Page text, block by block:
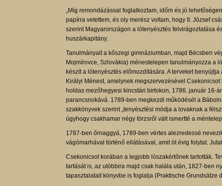
„Míg remondázással foglalkoztam, időm és jó
papírra vetettem, és oly merész voltam, hogy II. József
szerint Magyarországon a lótenyésztés felvirágoztatása
huszárkapitány.
Tanulmányait a kőszegi gimnáziumban, majd Bécsben
Mojmírovce, Szlovákia) ménestelepen tanulmányozza a
készít a lótenyésztés előmozdítására. A terveket
Királyi Ménest, amelynek megszervezésével
holdas mezőhegyesi kincstári birtokon, 1786. január 16-
parancsnokává. 1789-ben megkezdi működését a
szakkönyvek szerint „tenyésztési módja a lovaknak a
úgyhogy csakhamar négy törzsről vált ismertté a
1787-ben őrnaggyá, 1789-ben vértes alezredessé
vágómarhával történő ellátásával, amit öt évig folytat.
Csekonicsot korában a legjobb lószakértőnek tartották.
tartását is, az utóbbira majd csak halála után, 1827-ben
tapasztalatait könyvbe is foglalja (Praktische Grundsätze